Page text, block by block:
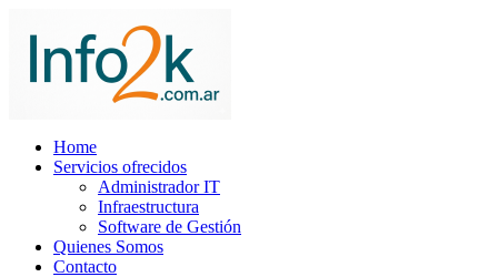
Home
Servicios ofrecidos
Administrador IT
Infraestructura
Software de Gestión
Quienes Somos
Contacto